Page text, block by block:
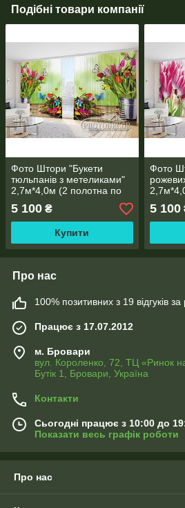
Подібні товари компанії
Фото Штори "Букети
тюльпанів з метеликами"
2,7м*4,0м (2 полотна по
5 100 ₴
Купити
Фото
5 100
Про нас
100% позитивних з 19 відгуків за
Працює з 17.07.2012
м. Бровари
вул. Короленко, 72, ТЦ «Ринок на
Бутік 1, Бровари, Україна
Контакти
Сьогодні працює з 10:00 до
Показати весь графік роботи
Про нас